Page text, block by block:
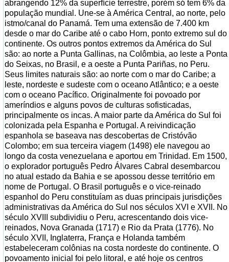
abrangendo 12% da superfície terrestre, porém só tem 6% da
população mundial. Une-se à América Central, ao norte, pelo
istmo/canal do Panamá. Tem uma extensão de 7.400 km
desde o mar do Caribe até o cabo Horn, ponto extremo sul do
continente. Os outros pontos extremos da América do Sul
são: ao norte a Punta Gallinas, na Colômbia, ao leste a Ponta
do Seixas, no Brasil, e a oeste a Punta Pariñas, no Peru.
Seus limites naturais são: ao norte com o mar do Caribe; a
leste, nordeste e sudeste com o oceano Atlântico; e a oeste
com o oceano Pacífico. Originalmente foi povoado por
ameríndios e alguns povos de culturas sofisticadas,
principalmente os incas. A maior parte da América do Sul foi
colonizada pela Espanha e Portugal. A reivindicação
espanhola se baseava nas descobertas de Cristóvão
Colombo; em sua terceira viagem (1498) ele navegou ao
longo da costa venezuelana e aportou em Trinidad. Em 1500,
o explorador português Pedro Álvares Cabral desembarcou
no atual estado da Bahia e se apossou desse território em
nome de Portugal. O Brasil português e o vice-reinado
espanhol do Peru constituíam as duas principais jurisdições
administrativas da América do Sul nos séculos XVI e XVII. No
século XVIII subdividiu o Peru, acrescentando dois vice-
reinados, Nova Granada (1717) e Rio da Prata (1776). No
século XVII, Inglaterra, França e Holanda também
estabeleceram colônias na costa nordeste do continente. O
povoamento inicial foi pelo litoral, e até hoje os centros